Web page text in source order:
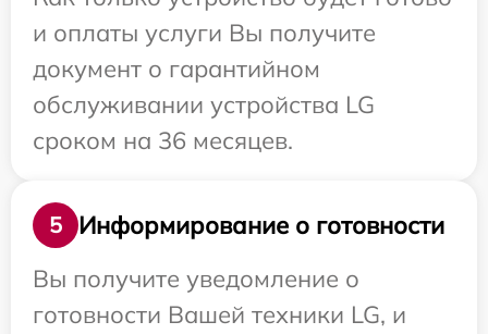
и оплаты услуги Вы получите
документ о гарантийном
обслуживании устройства LG
сроком на 36 месяцев.
5
Информирование о готовности
Вы получите уведомление о
готовности Вашей техники LG, и